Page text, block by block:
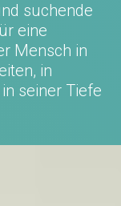
suchende
eine
Mensch in
in
seiner Tiefe